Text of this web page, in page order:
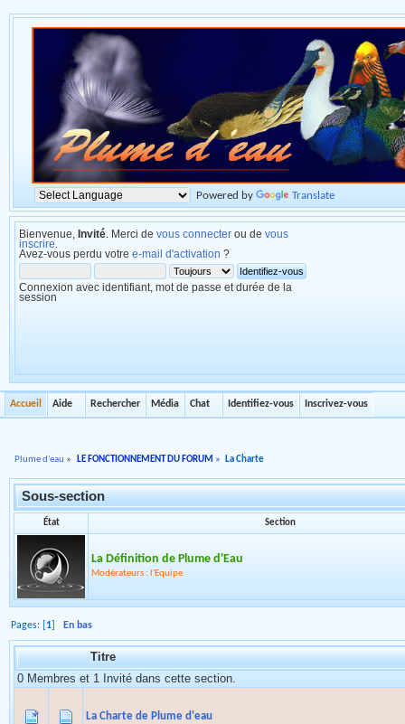
Powered by Translate
Bienvenue, Invité . Merci de vous connecter ou de vous
inscrire
Avez-vous perdu votre e-mail d'activation ?
Connexion avec identifiant, mot de passe et durée de la
session
Accueil Aide Rechercher Média Chat Identifiez-vous Inscrivez-vous
Plume d'eau » LE FONCTIONNEMENT DU FORUM » La Charte
Sous-section
État Section
La Définition de Plume d'Eau
Modérateurs : l'Equipe
Pages: [ 1 ]En bas
Titre
0 Membres et 1 Invité dans cette section.
La Charte de Plume d'eau